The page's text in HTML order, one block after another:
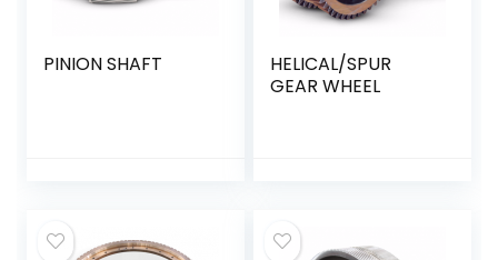
PINION SHAFT
HELICAL/SPUR
GEAR WHEEL